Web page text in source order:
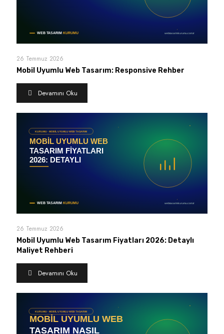
26 Temmuz 2026
Mobil Uyumlu Web Tasarım: Responsive Rehber
Devamını Oku
26 Temmuz 2026
Mobil Uyumlu Web Tasarım Fiyatları 2026: Detaylı
Maliyet Rehberi
Devamını Oku